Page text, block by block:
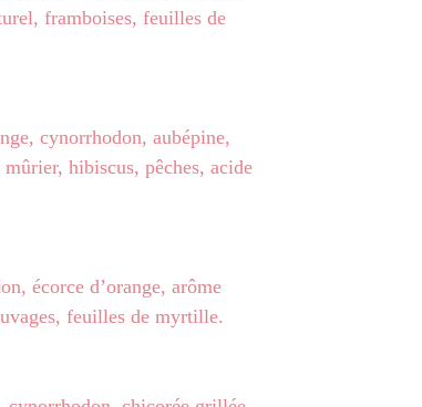
framboises, feuilles de
cynorrhodon, aubépine,
hibiscus, pêches, acide
écorce d’orange, arôme
feuilles de myrtille.